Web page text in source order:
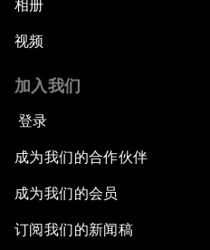
相册
视频
加入我们
登录
成为我们的合作伙伴
成为我们的会员
订阅我们的新闻稿